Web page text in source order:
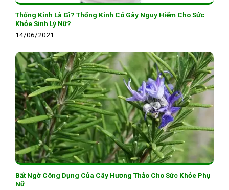
Thống Kinh Là Gì? Thống Kinh Có Gây Nguy Hiểm Cho Sức
Khỏe Sinh Lý Nữ?
14/06/2021
Bất Ngờ Công Dụng Của Cây Hương Thảo Cho Sức Khỏe Phụ
Nữ